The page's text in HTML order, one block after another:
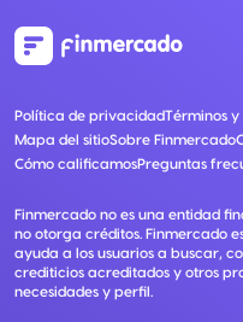
Política de privacidadTérminos
Mapa del sitioSobre Finmercado
Cómo calificamosPreguntas
Finmercado no es una entidad
no otorga créditos. Finmercado
ayuda a los usuarios a buscar,
crediticios acreditados y otros
necesidades y perfil.